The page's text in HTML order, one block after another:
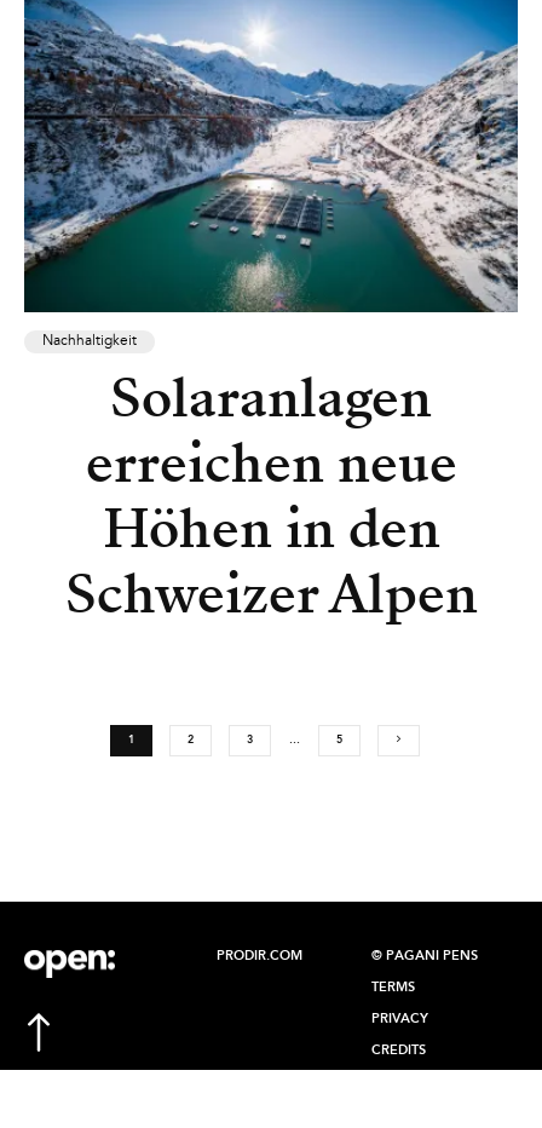
Nachhaltigkeit
Solaranlagen
erreichen neue
Höhen in den
Schweizer Alpen
1 2 3 5
PRODIR.COM © PAGANI PENS
TERMS
PRIVACY
CREDITS